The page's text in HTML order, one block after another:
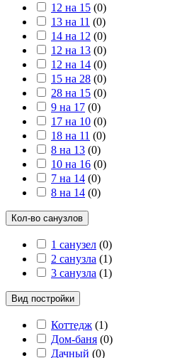
12 на 15 (0)
13 на 11 (0)
14 на 12 (0)
12 на 13 (0)
12 на 14 (0)
15 на 28 (0)
28 на 15 (0)
9 на 17 (0)
17 на 10 (0)
18 на 11 (0)
8 на 13 (0)
10 на 16 (0)
7 на 14 (0)
8 на 14 (0)
Кол-во санузлов
1 санузел (0)
2 санузла (1)
3 санузла (1)
Вид постройки
Коттедж (1)
Дом-баня (0)
Дачный (0)